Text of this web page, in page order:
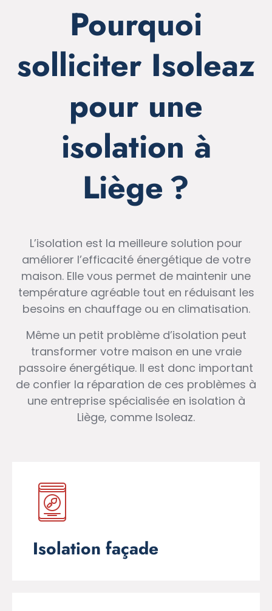
Pourquoi
solliciter Isoleaz
pour une
isolation à
Liège ?
L’isolation est la meilleure solution pour
améliorer l’efficacité énergétique de votre
maison. Elle vous permet de maintenir une
température agréable tout en réduisant les
besoins en chauffage ou en climatisation.
Même un petit problème d’isolation peut
transformer votre maison en une vraie
passoire énergétique. Il est donc important
de confier la réparation de ces problèmes à
une entreprise spécialisée en isolation à
Liège, comme Isoleaz.
Isolation façade